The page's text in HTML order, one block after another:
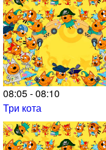
08:05 - 08:10
Три кота